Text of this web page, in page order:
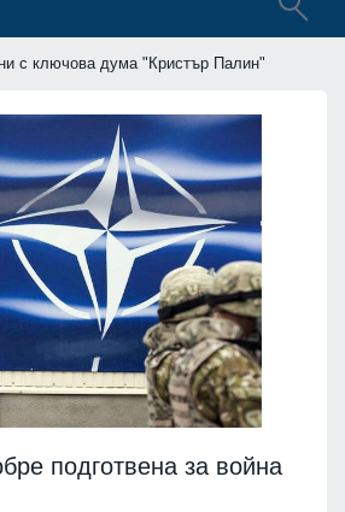
с ключова дума "Кристър Палин"
подготвена за война